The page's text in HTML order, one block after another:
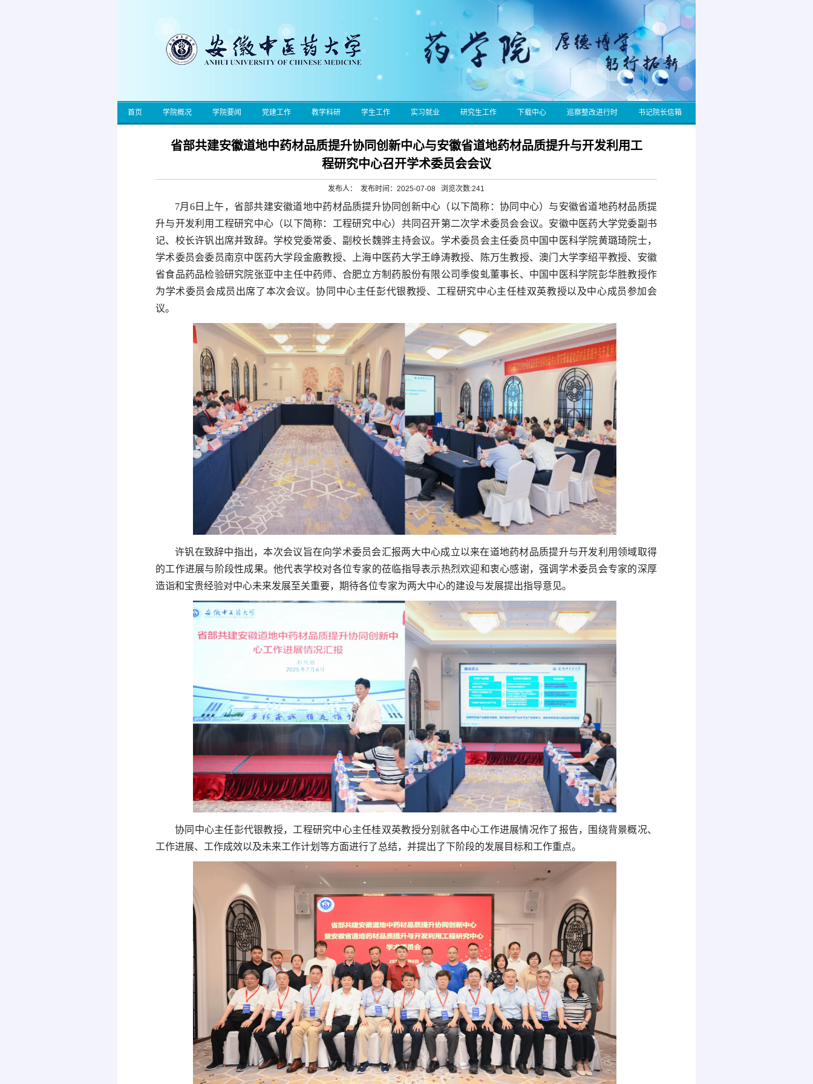
首页 学院概况 学院要闻 党建工作 教学科研 学生工作 实习就业 研究生工作 下载中心 巡察整改进行时 书记院长信箱
省部共建安徽道地中药材品质提升协同创新中心与安徽省道地药材品质提升与开发利用工
程研究中心召开学术委员会会议
发布人： 发布时间：2025-07-08 浏览次数:241
7月6日上午，省部共建安徽道地中药材品质提升协同创新中心（以下简称：协同中心）与安徽省道地药材品质提
升与开发利用工程研究中心（以下简称：工程研究中心）共同召开第二次学术委员会会议。安徽中医药大学党委副书
记、校长许钒出席并致辞。学校党委常委、副校长魏骅主持会议。学术委员会主任委员中国中医科学院黄璐琦院士，
学术委员会委员南京中医药大学段金廒教授、上海中医药大学王峥涛教授、陈万生教授、澳门大学李绍平教授、安徽
省食品药品检验研究院张亚中主任中药师、合肥立方制药股份有限公司季俊虬董事长、中国中医科学院彭华胜教授作
为学术委员会成员出席了本次会议。协同中心主任彭代银教授、工程研究中心主任桂双英教授以及中心成员参加会
议。
许钒在致辞中指出，本次会议旨在向学术委员会汇报两大中心成立以来在道地药材品质提升与开发利用领域取得
的工作进展与阶段性成果。他代表学校对各位专家的莅临指导表示热烈欢迎和衷心感谢，强调学术委员会专家的深厚
造诣和宝贵经验对中心未来发展至关重要，期待各位专家为两大中心的建设与发展提出指导意见。
协同中心主任彭代银教授，工程研究中心主任桂双英教授分别就各中心工作进展情况作了报告，围绕背景概况、
工作进展、工作成效以及未来工作计划等方面进行了总结，并提出了下阶段的发展目标和工作重点。